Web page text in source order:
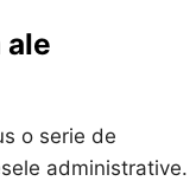
ale
o serie de
administrative.